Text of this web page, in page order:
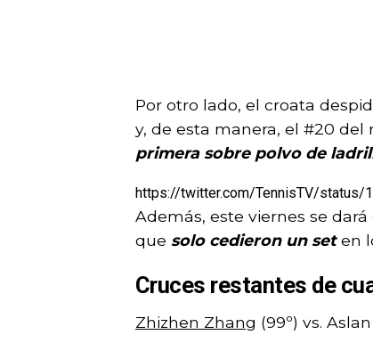
Por otro lado, el croata
y, de esta manera, el #20 del
primera sobre polvo de
https://twitter.com/TennisTV/status/
Además, este viernes se dará
que solo cedieron un seten
Cruces restantes de
Zhizhen Zhang (99º) vs.